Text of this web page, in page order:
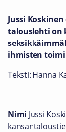
Jussi
talouslehti on
ihmisten
Teksti: Hanna
Nimi Jussi